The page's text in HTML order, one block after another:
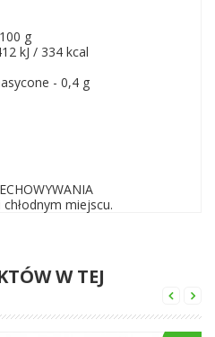
g
kJ / 334 kcal
- 0,4 g
miejscu.
W TEJ